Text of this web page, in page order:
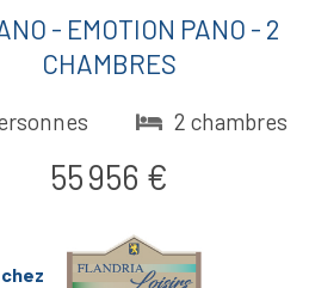
CHAMBRES
2 chambres
55 956 €